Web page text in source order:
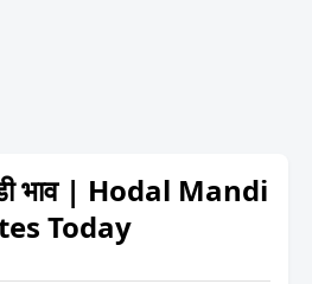
भाव | Hodal Mandi
Today